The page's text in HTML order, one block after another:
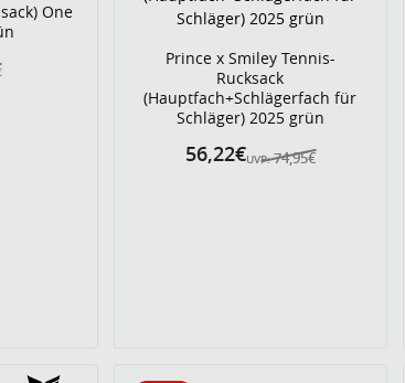
One
Prince x Smiley Tennis-
Rucksack
(Hauptfach+Schlägerfach für
Schläger) 2025 grün
UVP: 74,95€
56,22€